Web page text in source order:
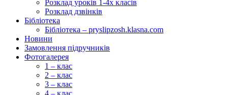
Розклад уроків 1-4х класів
Розклад дзвінків
Бібліотека
Бібліотека – pryslipzosh.klasna.com
Новини
Замовлення підручників
Фотогалерея
1 – клас
2 – клас
3 – клас
4 – клас